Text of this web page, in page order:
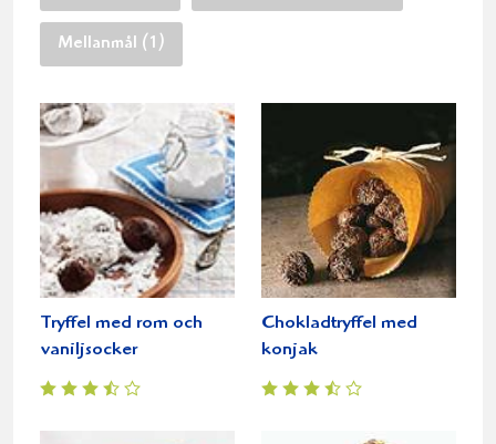
Mellanmål (1)
Tryffel med rom och
vaniljsocker
Chokladtryffel med
konjak